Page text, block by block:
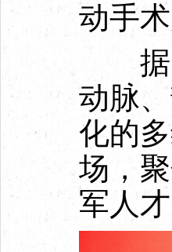
动手
据了
动脉
化的
场，
军人